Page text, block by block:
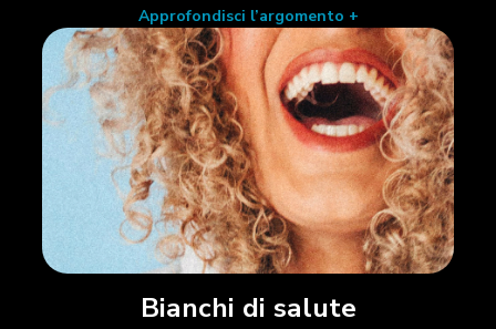
Approfondisci l’argomento +
Bianchi di salute